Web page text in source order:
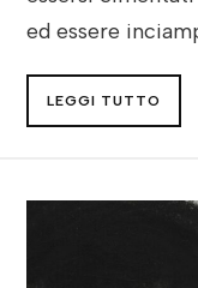
ed essere
LEGGI TUTTO